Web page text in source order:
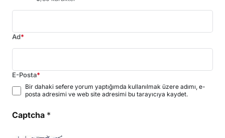
Ad*
E-Posta*
Bir dahaki sefere yorum yaptığımda kullanılmak üzere adımı, e-
posta adresimi ve web site adresimi bu tarayıcıya kaydet.
Captcha *